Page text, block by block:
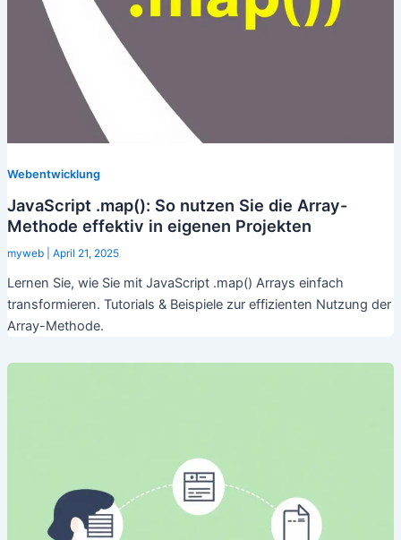
Webentwicklung
JavaScript .map(): So nutzen Sie die Array-
Methode effektiv in eigenen Projekten
myweb April 21, 2025
Lernen Sie, wie Sie mit JavaScript .map() Arrays einfach
transformieren. Tutorials & Beispiele zur effizienten Nutzung der
Array-Methode.